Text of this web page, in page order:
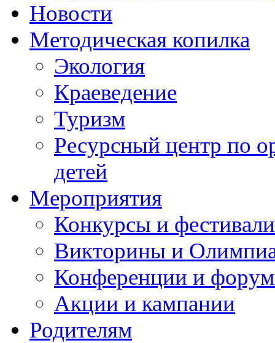
Новости
Методическая копилка
Экология
Краеведение
Туризм
Ресурсный центр по
детей
Мероприятия
Конкурсы и фестивали
Викторины и
Конференции и
Акции и кампании
Родителям